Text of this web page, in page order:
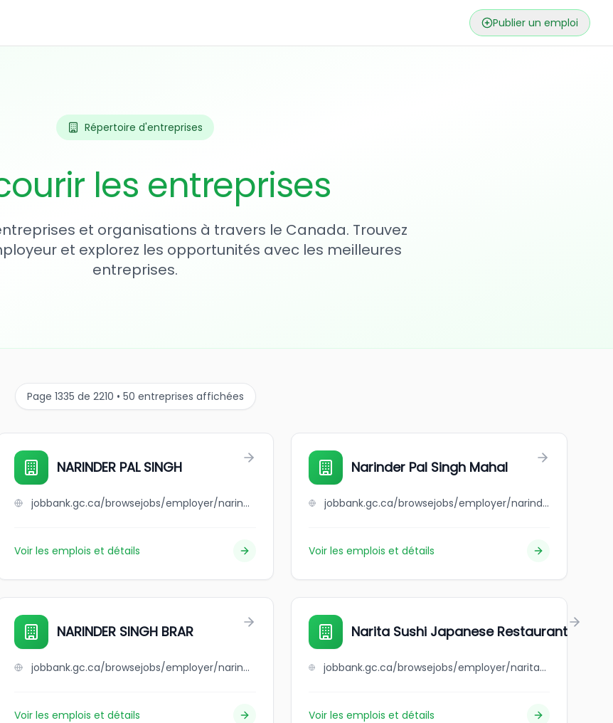
Publier un emploi
Répertoire d'entreprises
les entreprises
et organisations à travers le Canada. Trouvez
et explorez les opportunités avec les meilleures
entreprises.
Page 1335 de 2210 • 50 entreprises affichées
NARINDER PAL SINGH
jobbank.gc.ca/browsejobs/employer/narinder+pal+singh/ca
Voir les emplois et détails
Narinder Pal Singh Mahal
jobbank.gc.ca/browsejobs/employer/narinder+pal+singh+mahal/ca
Voir les emplois et détails
NARINDER SINGH BRAR
jobbank.gc.ca/browsejobs/employer/narinder+singh+brar/ca
Voir les emplois et détails
Narita Sushi Japanese Restaurant
jobbank.gc.ca/browsejobs/employer/narita+sushi+japanese+restaurant/ca
Voir les emplois et détails